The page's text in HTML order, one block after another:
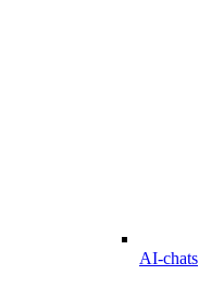
AI-chats